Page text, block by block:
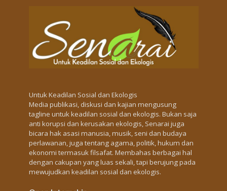
Untuk Keadilan Sosial dan Ekologis
Media publikasi, diskusi dan kajian mengusung
tagline untuk keadilan sosial dan ekologis. Bukan saja
anti korupsi dan kerusakan ekologis, Senarai juga
bicara hak asasi manusia, musik, seni dan budaya
perlawanan, juga tentang agama, politik, hukum dan
ekonomi termasuk filsafat. Membahas berbagai hal
dengan cakupan yang luas sekali, tapi berujung pada
mewujudkan keadilan sosial dan ekologis.